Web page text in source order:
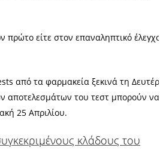
είτε στον επαναληπτικό έλεγχο),
από τα φαρμακεία ξεκινά τη Δευτέρα
αποτελεσμάτων του τεστ μπορούν να
25 Απριλίου.
κλάδους του